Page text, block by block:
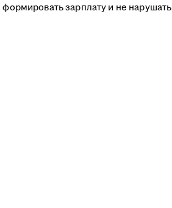
зарплату и не нарушать